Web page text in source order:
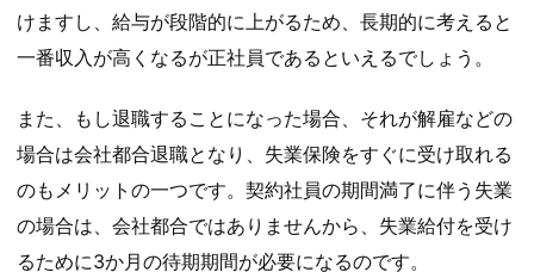
けますし、給与が段階的に上がるため、長期的に考えると
一番収入が高くなるが正社員であるといえるでしょう。
また、もし退職することになった場合、それが解雇などの
場合は会社都合退職となり、失業保険をすぐに受け取れる
のもメリットの一つです。契約社員の期間満了に伴う失業
の場合は、会社都合ではありませんから、失業給付を受け
るために3か月の待期期間が必要になるのです。